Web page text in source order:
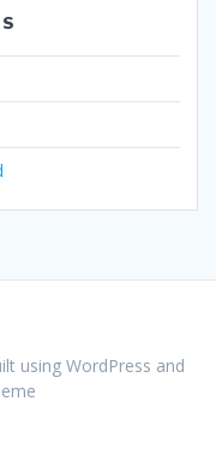
using WordPress and